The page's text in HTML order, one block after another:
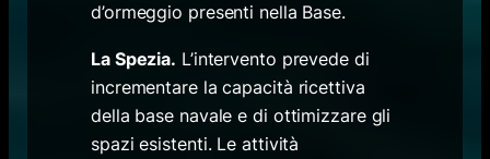
d’ormeggio presenti nella Base.
La Spezia. L’intervento prevede di
incrementare la capacità ricettiva
della base navale e di ottimizzare gli
spazi esistenti. Le attività